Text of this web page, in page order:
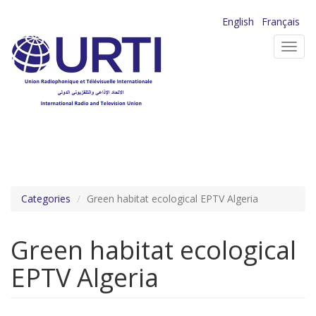
contenu
principal
English
Français
Categories Green habitat ecological EPTV Algeria
Green habitat ecological
EPTV Algeria